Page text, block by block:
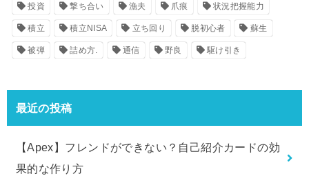
投資 撃ち合い 漁夫 爪痕 状況把握能力
積立 積立NISA 立ち回り 脱初心者 蘇生
被弾 詰め方. 通信 野良 駆け引き
最近の投稿
【Apex】フレンドができない？自己紹介カードの効
果的な作り方